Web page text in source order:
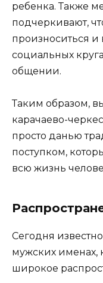
ребенка. Также
подчеркивают,
произноситься
социальных
общении.
Таким образом,
карачаево-
просто данью
поступком,
всю жизнь
Сегодня
мужских именах,
широкое